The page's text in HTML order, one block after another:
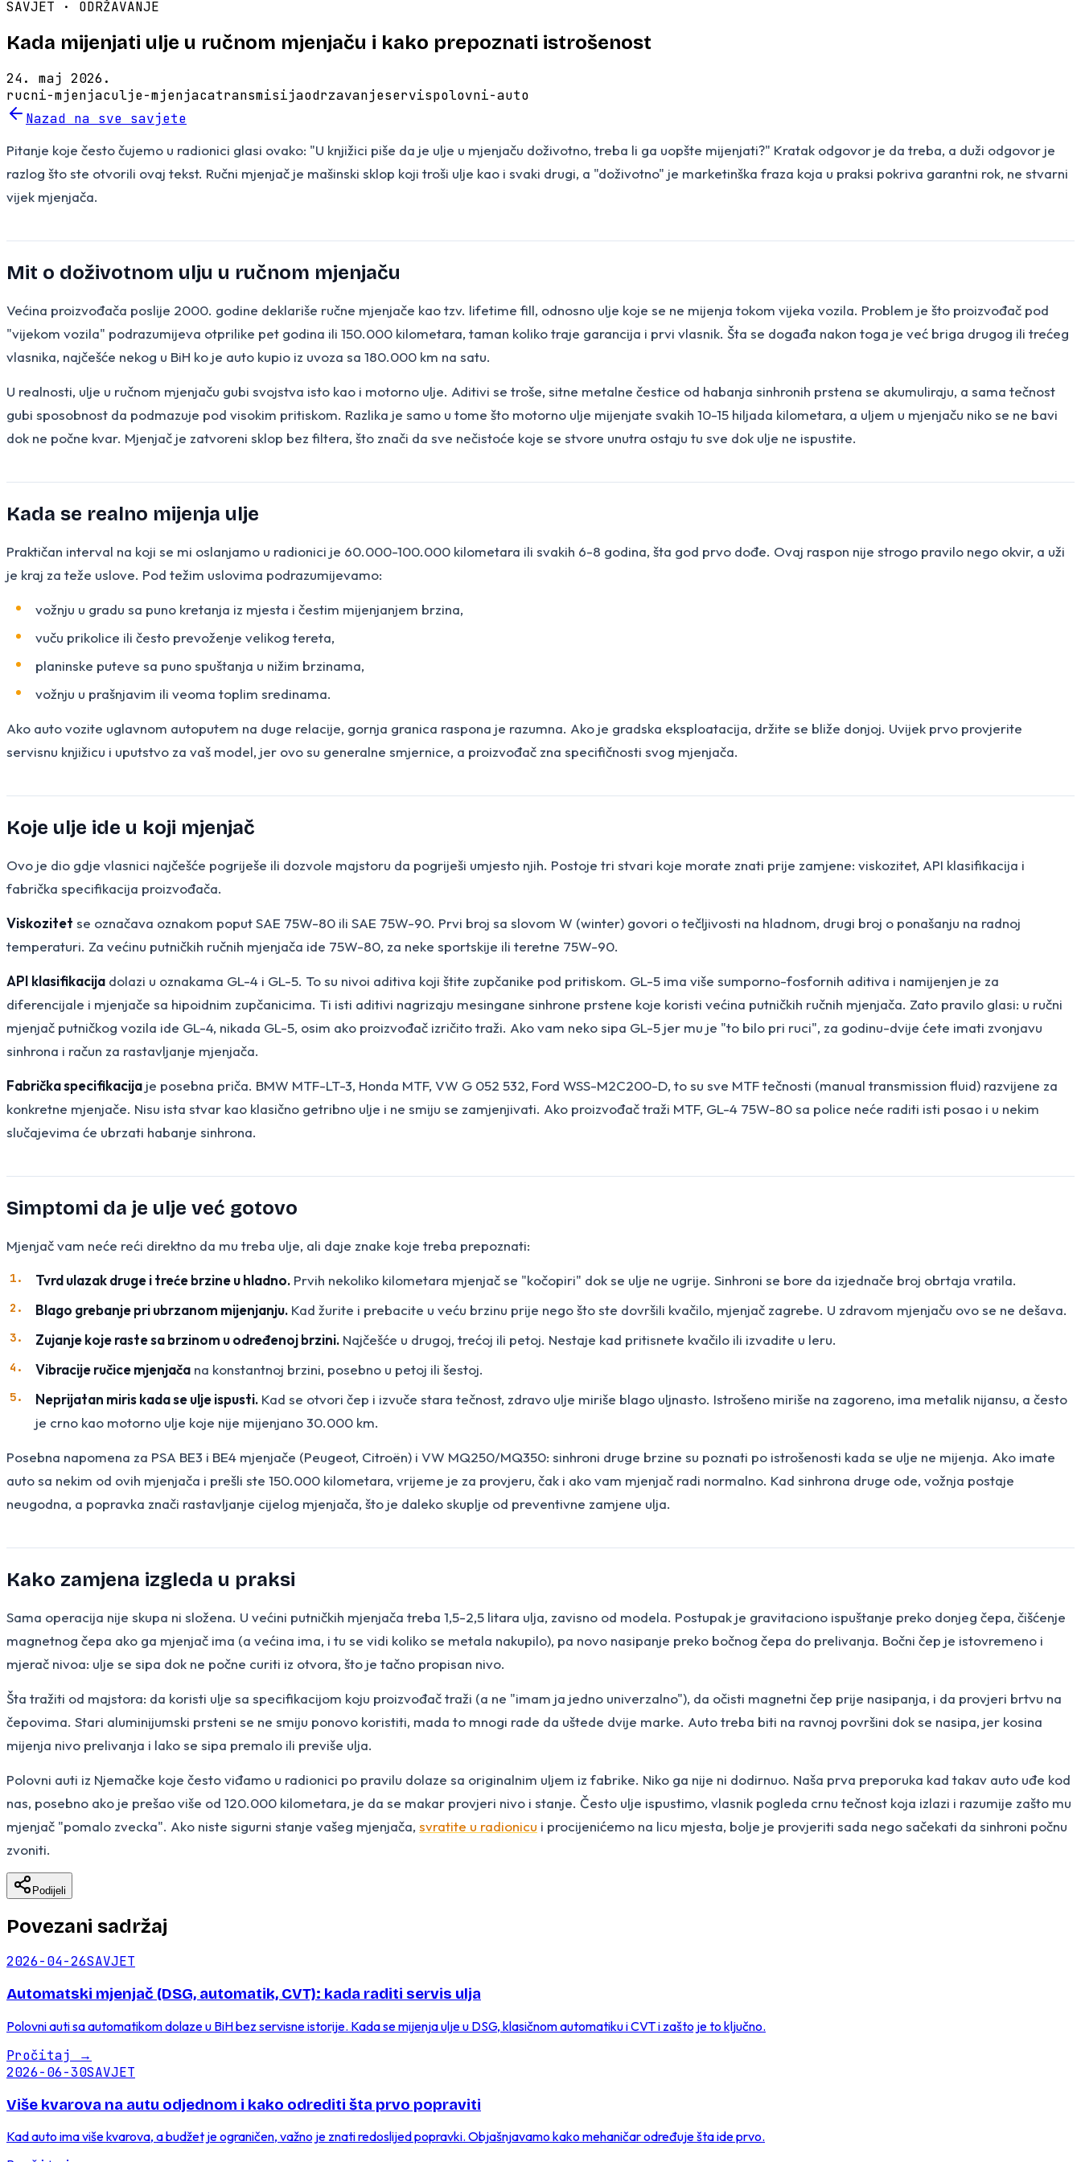
SAVJET · ODRŽAVANJE
Kada mijenjati ulje u ručnom mjenjaču i kako prepoznati istrošenost
24. maj 2026.
rucni-mjenjaculje-mjenjacatransmisijaodrzavanjeservispolovni-auto
Nazad na sve savjete
Pitanje koje često čujemo u radionici glasi ovako: "U knjižici piše da je ulje u mjenjaču doživotno, treba li ga uopšte mijenjati?" Kratak odgovor je da treba, a duži odgovor je
razlog što ste otvorili ovaj tekst. Ručni mjenjač je mašinski sklop koji troši ulje kao i svaki drugi, a "doživotno" je marketinška fraza koja u praksi pokriva garantni rok, ne stvarni
vijek mjenjača.
Mit o doživotnom ulju u ručnom mjenjaču
Većina proizvođača poslije 2000. godine deklariše ručne mjenjače kao tzv. lifetime fill, odnosno ulje koje se ne mijenja tokom vijeka vozila. Problem je što proizvođač pod
"vijekom vozila" podrazumijeva otprilike pet godina ili 150.000 kilometara, taman koliko traje garancija i prvi vlasnik. Šta se događa nakon toga je već briga drugog ili trećeg
vlasnika, najčešće nekog u BiH ko je auto kupio iz uvoza sa 180.000 km na satu.
U realnosti, ulje u ručnom mjenjaču gubi svojstva isto kao i motorno ulje. Aditivi se troše, sitne metalne čestice od habanja sinhronih prstena se akumuliraju, a sama tečnost
gubi sposobnost da podmazuje pod visokim pritiskom. Razlika je samo u tome što motorno ulje mijenjate svakih 10-15 hiljada kilometara, a uljem u mjenjaču niko se ne bavi
dok ne počne kvar. Mjenjač je zatvoreni sklop bez filtera, što znači da sve nečistoće koje se stvore unutra ostaju tu sve dok ulje ne ispustite.
Kada se realno mijenja ulje
Praktičan interval na koji se mi oslanjamo u radionici je 60.000-100.000 kilometara ili svakih 6-8 godina, šta god prvo dođe. Ovaj raspon nije strogo pravilo nego okvir, a uži
je kraj za teže uslove. Pod težim uslovima podrazumijevamo:
vožnju u gradu sa puno kretanja iz mjesta i čestim mijenjanjem brzina,
vuču prikolice ili često prevoženje velikog tereta,
planinske puteve sa puno spuštanja u nižim brzinama,
vožnju u prašnjavim ili veoma toplim sredinama.
Ako auto vozite uglavnom autoputem na duge relacije, gornja granica raspona je razumna. Ako je gradska eksploatacija, držite se bliže donjoj. Uvijek prvo provjerite
servisnu knjižicu i uputstvo za vaš model, jer ovo su generalne smjernice, a proizvođač zna specifičnosti svog mjenjača.
Koje ulje ide u koji mjenjač
Ovo je dio gdje vlasnici najčešće pogriješe ili dozvole majstoru da pogriješi umjesto njih. Postoje tri stvari koje morate znati prije zamjene: viskozitet, API klasifikacija i
fabrička specifikacija proizvođača.
Viskozitet se označava oznakom poput SAE 75W-80 ili SAE 75W-90. Prvi broj sa slovom W (winter) govori o tečljivosti na hladnom, drugi broj o ponašanju na radnoj
temperaturi. Za većinu putničkih ručnih mjenjača ide 75W-80, za neke sportskije ili teretne 75W-90.
API klasifikacija dolazi u oznakama GL-4 i GL-5. To su nivoi aditiva koji štite zupčanike pod pritiskom. GL-5 ima više sumporno-fosfornih aditiva i namijenjen je za
diferencijale i mjenjače sa hipoidnim zupčanicima. Ti isti aditivi nagrizaju mesingane sinhrone prstene koje koristi većina putničkih ručnih mjenjača. Zato pravilo glasi: u ručni
mjenjač putničkog vozila ide GL-4, nikada GL-5, osim ako proizvođač izričito traži. Ako vam neko sipa GL-5 jer mu je "to bilo pri ruci", za godinu-dvije ćete imati zvonjavu
sinhrona i račun za rastavljanje mjenjača.
Fabrička specifikacija je posebna priča. BMW MTF-LT-3, Honda MTF, VW G 052 532, Ford WSS-M2C200-D, to su sve MTF tečnosti (manual transmission fluid) razvijene za
konkretne mjenjače. Nisu ista stvar kao klasično getribno ulje i ne smiju se zamjenjivati. Ako proizvođač traži MTF, GL-4 75W-80 sa police neće raditi isti posao i u nekim
slučajevima će ubrzati habanje sinhrona.
Simptomi da je ulje već gotovo
Mjenjač vam neće reći direktno da mu treba ulje, ali daje znake koje treba prepoznati:
Tvrd ulazak druge i treće brzine u hladno. Prvih nekoliko kilometara mjenjač se "kočopiri" dok se ulje ne ugrije. Sinhroni se bore da izjednače broj obrtaja vratila.
Blago grebanje pri ubrzanom mijenjanju. Kad žurite i prebacite u veću brzinu prije nego što ste dovršili kvačilo, mjenjač zagrebe. U zdravom mjenjaču ovo se ne dešava.
Zujanje koje raste sa brzinom u određenoj brzini. Najčešće u drugoj, trećoj ili petoj. Nestaje kad pritisnete kvačilo ili izvadite u leru.
Vibracije ručice mjenjača na konstantnoj brzini, posebno u petoj ili šestoj.
Neprijatan miris kada se ulje ispusti. Kad se otvori čep i izvuče stara tečnost, zdravo ulje miriše blago uljnasto. Istrošeno miriše na zagoreno, ima metalik nijansu, a često
je crno kao motorno ulje koje nije mijenjano 30.000 km.
Posebna napomena za PSA BE3 i BE4 mjenjače (Peugeot, Citroën) i VW MQ250/MQ350: sinhroni druge brzine su poznati po istrošenosti kada se ulje ne mijenja. Ako imate
auto sa nekim od ovih mjenjača i prešli ste 150.000 kilometara, vrijeme je za provjeru, čak i ako vam mjenjač radi normalno. Kad sinhrona druge ode, vožnja postaje
neugodna, a popravka znači rastavljanje cijelog mjenjača, što je daleko skuplje od preventivne zamjene ulja.
Kako zamjena izgleda u praksi
Sama operacija nije skupa ni složena. U većini putničkih mjenjača treba 1,5-2,5 litara ulja, zavisno od modela. Postupak je gravitaciono ispuštanje preko donjeg čepa, čišćenje
magnetnog čepa ako ga mjenjač ima (a većina ima, i tu se vidi koliko se metala nakupilo), pa novo nasipanje preko bočnog čepa do prelivanja. Bočni čep je istovremeno i
mjerač nivoa: ulje se sipa dok ne počne curiti iz otvora, što je tačno propisan nivo.
Šta tražiti od majstora: da koristi ulje sa specifikacijom koju proizvođač traži (a ne "imam ja jedno univerzalno"), da očisti magnetni čep prije nasipanja, i da provjeri brtvu na
čepovima. Stari aluminijumski prsteni se ne smiju ponovo koristiti, mada to mnogi rade da uštede dvije marke. Auto treba biti na ravnoj površini dok se nasipa, jer kosina
mijenja nivo prelivanja i lako se sipa premalo ili previše ulja.
Polovni auti iz Njemačke koje često viđamo u radionici po pravilu dolaze sa originalnim uljem iz fabrike. Niko ga nije ni dodirnuo. Naša prva preporuka kad takav auto uđe kod
nas, posebno ako je prešao više od 120.000 kilometara, je da se makar provjeri nivo i stanje. Često ulje ispustimo, vlasnik pogleda crnu tečnost koja izlazi i razumije zašto mu
mjenjač "pomalo zvecka". Ako niste sigurni stanje vašeg mjenjača, svratite u radionicu i procijenićemo na licu mjesta, bolje je provjeriti sada nego sačekati da sinhroni počnu
zvoniti.
Podijeli
Povezani sadržaj
2026-04-26SAVJET
Automatski mjenjač (DSG, automatik, CVT): kada raditi servis ulja
Polovni auti sa automatikom dolaze u BiH bez servisne istorije. Kada se mijenja ulje u DSG, klasičnom automatiku i CVT i zašto je to ključno.
Pročitaj →
2026-06-30SAVJET
Više kvarova na autu odjednom i kako odrediti šta prvo popraviti
Kad auto ima više kvarova, a budžet je ograničen, važno je znati redoslijed popravki. Objašnjavamo kako mehaničar određuje šta ide prvo.